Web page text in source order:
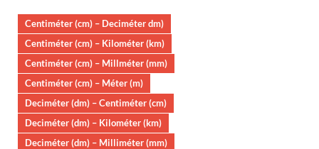
Centiméter (cm) – Deciméter dm)
Centiméter (cm) – Kilométer (km)
Centiméter (cm) – Millméter (mm)
Centiméter (cm) – Méter (m)
Deciméter (dm) – Centiméter (cm)
Deciméter (dm) – Kilométer (km)
Deciméter (dm) – Milliméter (mm)